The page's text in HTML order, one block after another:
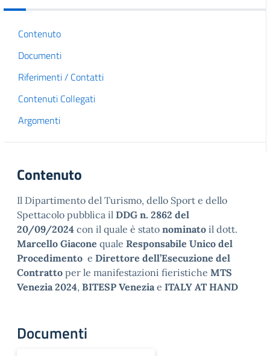
Contenuto
Documenti
Riferimenti / Contatti
Contenuti Collegati
Argomenti
Contenuto
Il Dipartimento del Turismo, dello Sport e dello
Spettacolo pubblica il DDG n. 2862 del
20/09/2024 con il quale è stato nominato il dott.
Marcello Giacone quale Responsabile Unico del
Procedimento e Direttore dell’Esecuzione del
Contratto per le manifestazioni fieristiche MTS
Venezia 2024, BITESP Veneziae ITALY AT HAND
Documenti